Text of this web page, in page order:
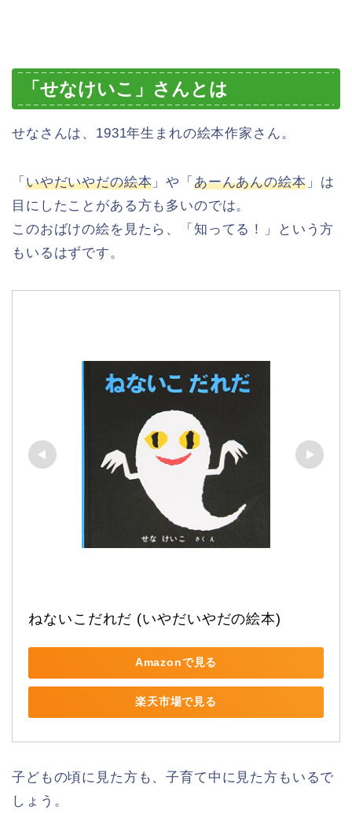
「せなけいこ」さんとは
せなさんは、1931年生まれの絵本作家さん。
「 いやだいやだの絵本 」や「 あーんあんの絵本」は
目にしたことがある方も多いのでは。
このおばけの絵を見たら、「知ってる！」という方
もいるはずです。
ねないこだれだ (いやだいやだの絵本)
Amazonで見る
楽天市場で見る
子どもの頃に見た方も、子育て中に見た方もいるで
しょう。